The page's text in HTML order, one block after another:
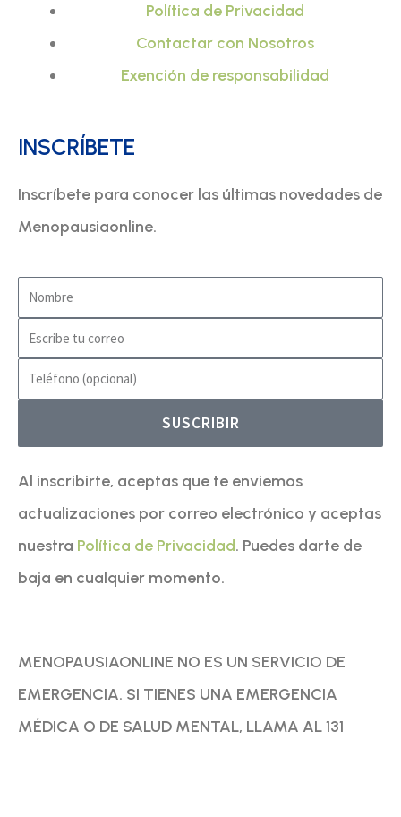
Política de Privacidad
Contactar con Nosotros
Exención de responsabilidad
INSCRÍBETE
Inscríbete para conocer las últimas novedades de
Menopausiaonline.
Nombre
Correo
Tel
SUSCRIBIR
Al inscribirte, aceptas que te enviemos
actualizaciones por correo electrónico y aceptas
nuestra Política de Privacidad. Puedes darte de
baja en cualquier momento.
MENOPAUSIAONLINE NO ES UN SERVICIO DE
EMERGENCIA. SI TIENES UNA EMERGENCIA
MÉDICA O DE SALUD MENTAL, LLAMA AL 131